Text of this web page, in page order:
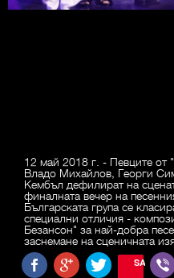
12 май 2018 г. - Певците
Владо Михайлов, Георги
Кембъл дефилират на
финалната вечер на
Българската група се
специални отличия -
Безансон" за най-добра
заснемане на сценичната
SAVE